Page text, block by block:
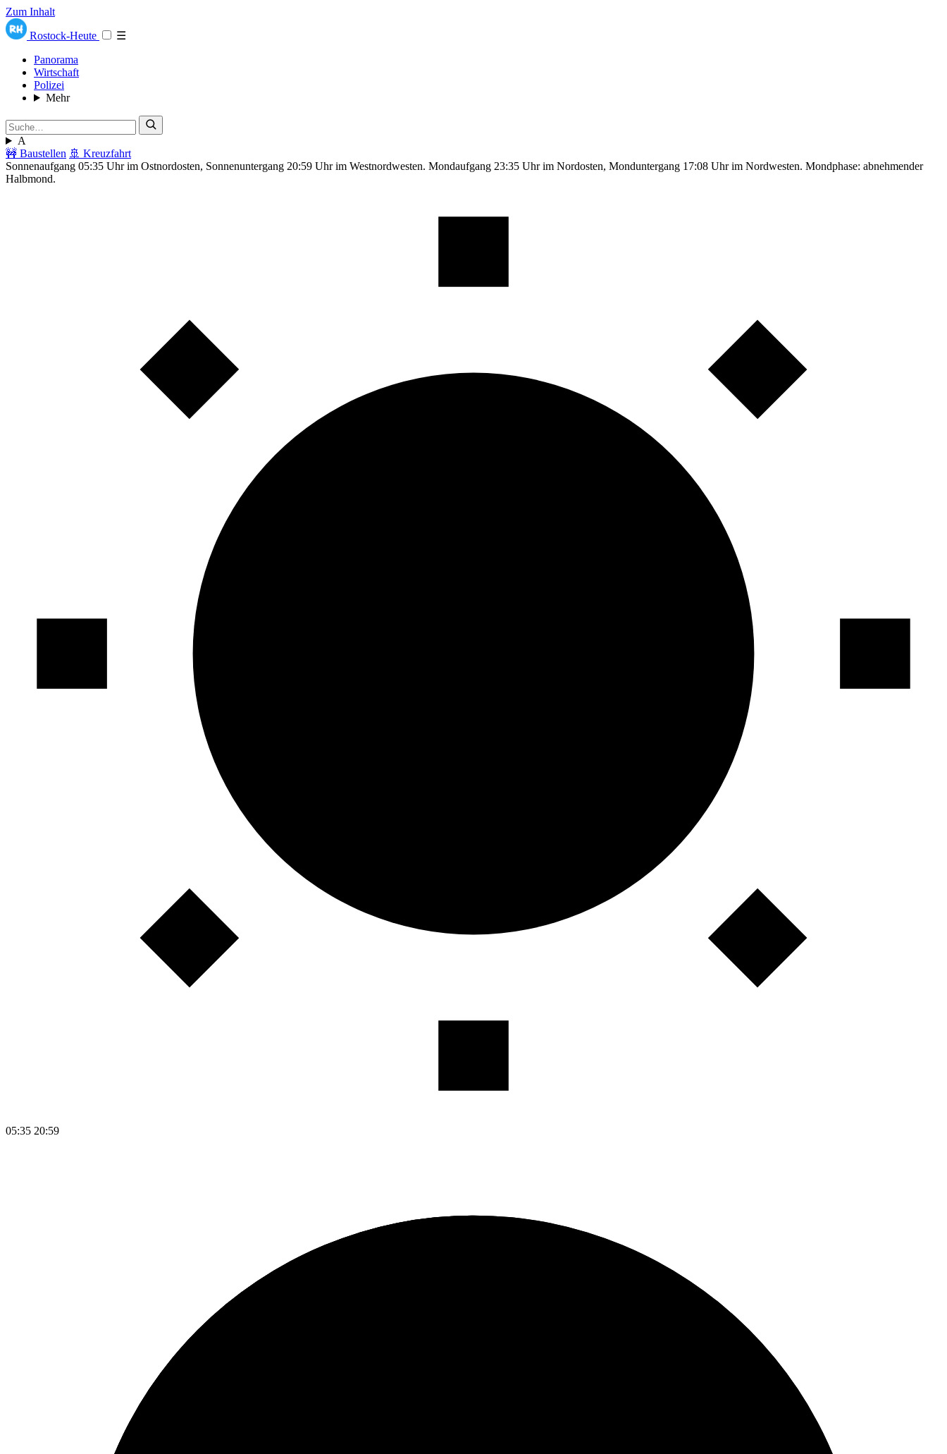
Zum Inhalt
Rostock-Heute
☰
Panorama
Wirtschaft
Polizei
Mehr
A
🚧 Baustellen 🚢 Kreuzfahrt
Sonnenaufgang 05:35 Uhr im Ostnordosten, Sonnenuntergang 20:59 Uhr im Westnordwesten. Mondaufgang 23:35 Uhr im Nordosten, Monduntergang 17:08 Uhr im Nordwesten. Mondphase: abnehmender
Halbmond.
05:35 20:59